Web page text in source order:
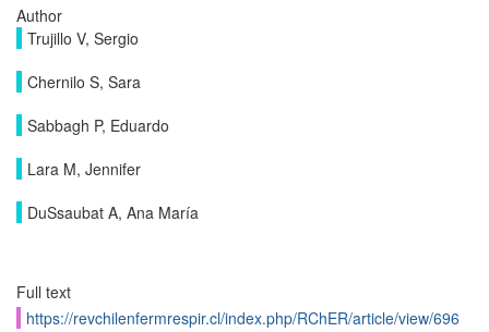
Author
Trujillo V, Sergio
Chernilo S, Sara
Sabbagh P, Eduardo
Lara M, Jennifer
DuSsaubat A, Ana María
Full text
https://revchilenfermrespir.cl/index.php/RChER/article/view/696